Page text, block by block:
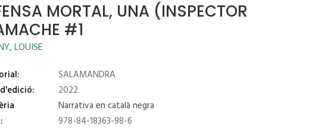
MORTAL, UNA (INSPECTOR
#1
LOUISE
SALAMANDRA
2022
Narrativa en català negra
978-84-18363-98-6